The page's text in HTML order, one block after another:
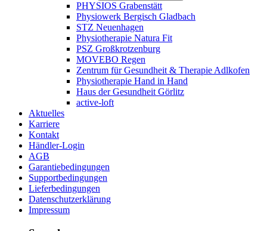
PHYSIOS Grabenstätt
Physiowerk Bergisch Gladbach
STZ Neuenhagen
Physiotherapie Natura Fit
PSZ Großkrotzenburg
MOVEBO Regen
Zentrum für Gesundheit & Therapie Adlkofen
Physiotherapie Hand in Hand
Haus der Gesundheit Görlitz
active-loft
Aktuelles
Karriere
Kontakt
Händler-Login
AGB
Garantiebedingungen
Supportbedingungen
Lieferbedingungen
Datenschutzerklärung
Impressum